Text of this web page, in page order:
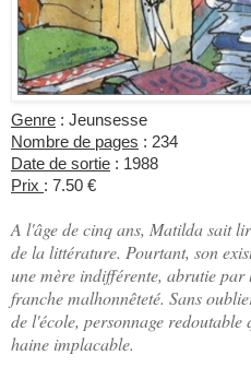
Genre : Jeunsesse
Nombre de pages : 234
Date de sortie : 1988
Prix : 7.50 €
A l'âge de cinq ans, Matilda sait
de la littérature. Pourtant, son
une mère indifférente, abrutie par
franche malhonnêteté. Sans
de l'école, personnage redoutable
haine implacable.